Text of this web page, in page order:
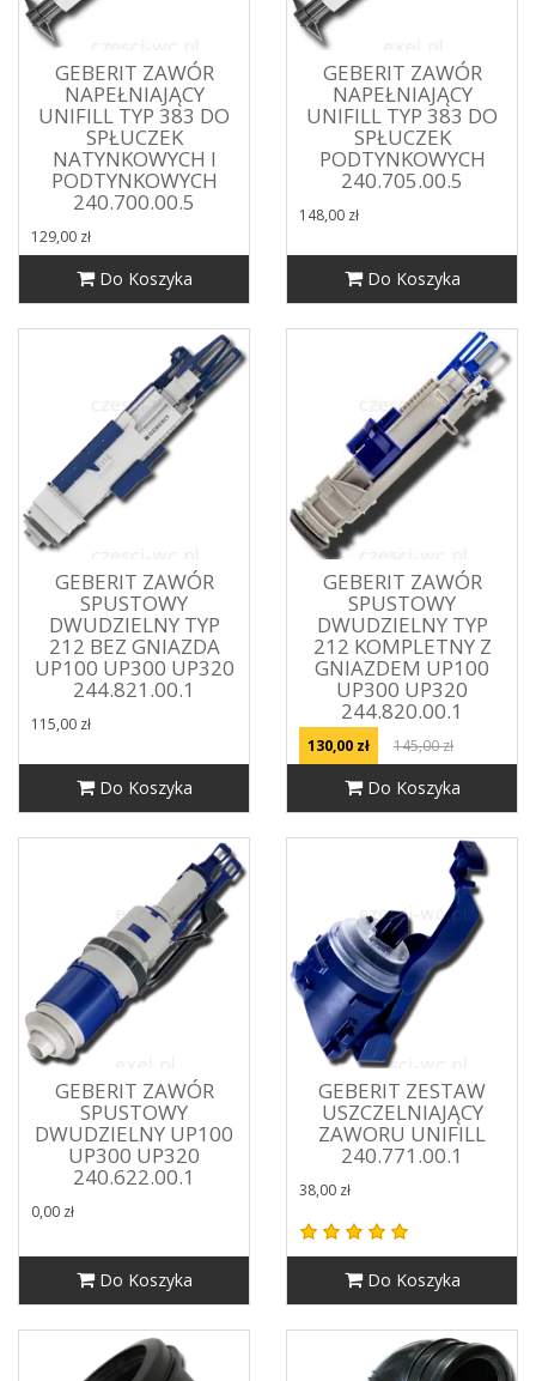
GEBERIT ZAWÓR
NAPEŁNIAJĄCY
UNIFILL TYP 383 DO
SPŁUCZEK
NATYNKOWYCH I
PODTYNKOWYCH
240.700.00.5
129,00 zł
Do Koszyka
GEBERIT ZAWÓR
NAPEŁNIAJĄCY
UNIFILL TYP 383 DO
SPŁUCZEK
PODTYNKOWYCH
240.705.00.5
148,00 zł
Do Koszyka
GEBERIT ZAWÓR
SPUSTOWY
DWUDZIELNY TYP
212 BEZ GNIAZDA
UP100 UP300 UP320
244.821.00.1
115,00 zł
Do Koszyka
GEBERIT ZAWÓR
SPUSTOWY
DWUDZIELNY TYP
212 KOMPLETNY Z
GNIAZDEM UP100
UP300 UP320
244.820.00.1
130,00 zł 145,00 zł
Do Koszyka
GEBERIT ZAWÓR
SPUSTOWY
DWUDZIELNY UP100
UP300 UP320
240.622.00.1
0,00 zł
Do Koszyka
GEBERIT ZESTAW
USZCZELNIAJĄCY
ZAWORU UNIFILL
240.771.00.1
38,00 zł
Do Koszyka